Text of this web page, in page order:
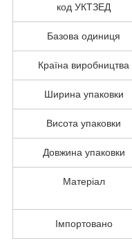
код УКТЗЕД
Базова одиниця
Країна виробництва
Ширина упаковки
Висота упаковки
Довжина упаковки
Матеріал
Імпортовано